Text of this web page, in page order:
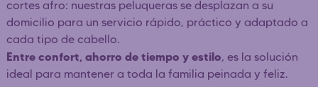
cortes afro: nuestras peluqueras se desplazan a su
domicilio para un servicio rápido, práctico y adaptado a
cada tipo de cabello.
Entre confort, ahorro de tiempo y estilo, es la solución
ideal para mantener a toda la familia peinada y feliz.